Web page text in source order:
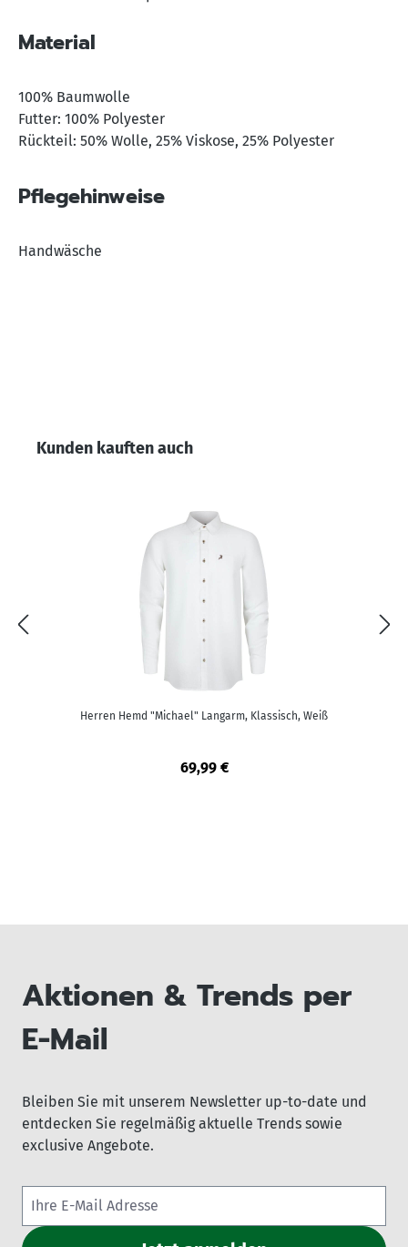
Material
100% Baumwolle
Futter: 100% Polyester
Rückteil: 50% Wolle, 25% Viskose, 25% Polyester
Pflegehinweise
Handwäsche
Produktgalerie überspringen
Kunden kauften auch
Herren Hemd "Michael" Langarm, Klassisch, Weiß
69,99 €
Aktionen & Trends per
E-Mail
Bleiben Sie mit unserem Newsletter up-to-date und
entdecken Sie regelmäßig aktuelle Trends sowie
exclusive Angebote.